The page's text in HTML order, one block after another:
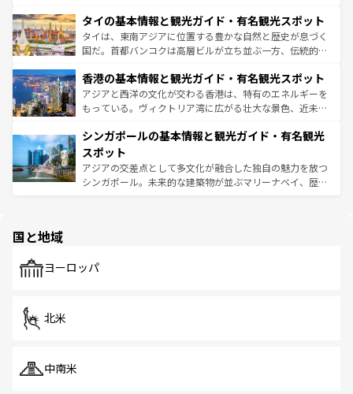
わってみてほしい。 なお、新着の韓国情報はコンテンツ一
覧 を参照してほしい。
急速な発展と共に伝統が息づく。ハノイの古い町並みやホ
ーチミン市のフランス統治時代の建物も、独特の雰囲気を
醸し出している。また、バラエティの豊かさとおいしさで
とつ。フォーやバインミー、ベトナムコーヒーなどは、ぜ
ひ現地で味わいたい。どの地域を訪れてもあたたかい人々
が旅行者を迎えてくれるので、きっと忘れられない旅にな
参照してほしい。
タイの基本情報と観光ガイド・有名観光スポット
タイは、東南アジアに位置する豊かな自然と歴史が息づく
国だ。首都バンコクは高層ビルが立ち並ぶ一方、伝統的な
の活気が交差している。北部ではチェンマイなどの山岳地
帯で自然と触れ合い、南部ではプーケットやクラビの美し
いビーチでリゾート気分を楽しむことができる。タイ料理
激する。気候は一年中温暖で、どの季節にも異なる楽しみ
が待っている。親しみやすいタイの人々、仏教を中心とし
た文化、そして多様な観光資源が、訪れる旅人を魅了し続
ける。 なお、新着のタイ情報はコンテンツ一覧を参照して
香港の基本情報と観光ガイド・有名観光スポット
アジアと西洋の文化が交わる香港は、特有のエネルギーを
もっている。ヴィクトリア湾に広がる壮大な景色、近未来
み、どこを訪れても感動するはず。観光スポットが密集し
ており、効率よく見どころを回れるのも魅力。息をのむよ
うな絶景から文化的な体験まで、香港を存分に楽しみ尽く
そう。 なお、新着の香港情報はコンテンツ一覧を参照して
シンガポールの基本情報と観光ガイド・有名観光
スポット
アジアの交差点として多文化が融合した独自の魅力を放つ
シンガポール。未来的な建築物が並ぶマリーナベイ、歴史
で、ホーカーズは地元の風情を楽しめる外せないスポット
国と地域
ヨーロッパ
北米
中南米